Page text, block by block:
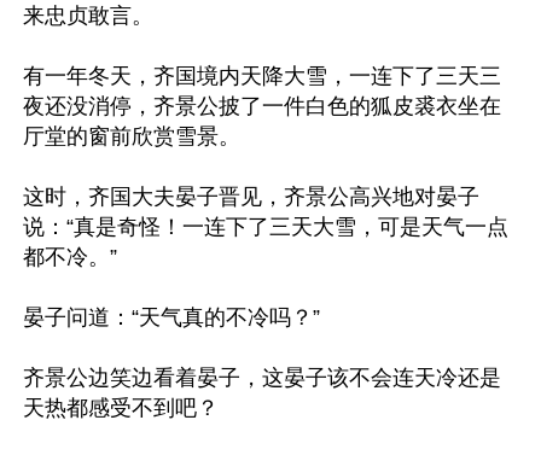
来忠贞敢言。
有一年冬天，齐国境内天降大雪，一连下了三天三
夜还没消停，齐景公披了一件白色的狐皮裘衣坐在
厅堂的窗前欣赏雪景。
这时，齐国大夫晏子晋见，齐景公高兴地对晏子
说：“真是奇怪！一连下了三天大雪，可是天气一点
都不冷。”
晏子问道：“天气真的不冷吗？”
齐景公边笑边看着晏子，这晏子该不会连天冷还是
天热都感受不到吧？